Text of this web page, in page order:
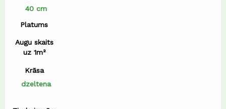
40 cm
Platums
Augu skaits
uz 1m²
Krāsa
dzeltena